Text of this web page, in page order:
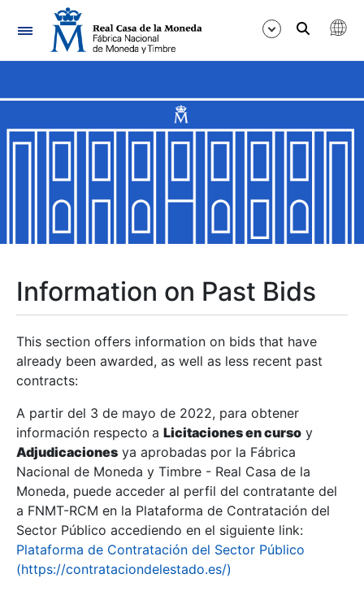
Navigation
Show/Hide
Show/Hide
Show/Hide
Show/Hide
Show/Hide
Information on Past Bids
This section offers information on bids that have
already been awarded, as well as less recent past
contracts:
A partir del 3 de mayo de 2022, para obtener
información respecto a Licitaciones en curso y
Adjudicaciones ya aprobadas por la Fábrica
Nacional de Moneda y Timbre - Real Casa de la
Moneda, puede acceder al perfil del contratante del
a FNMT-RCM en la Plataforma de Contratación del
Sector Público accediendo en el siguiente link:
Plataforma de Contratación del Sector Público
(https://contrataciondelestado.es/)